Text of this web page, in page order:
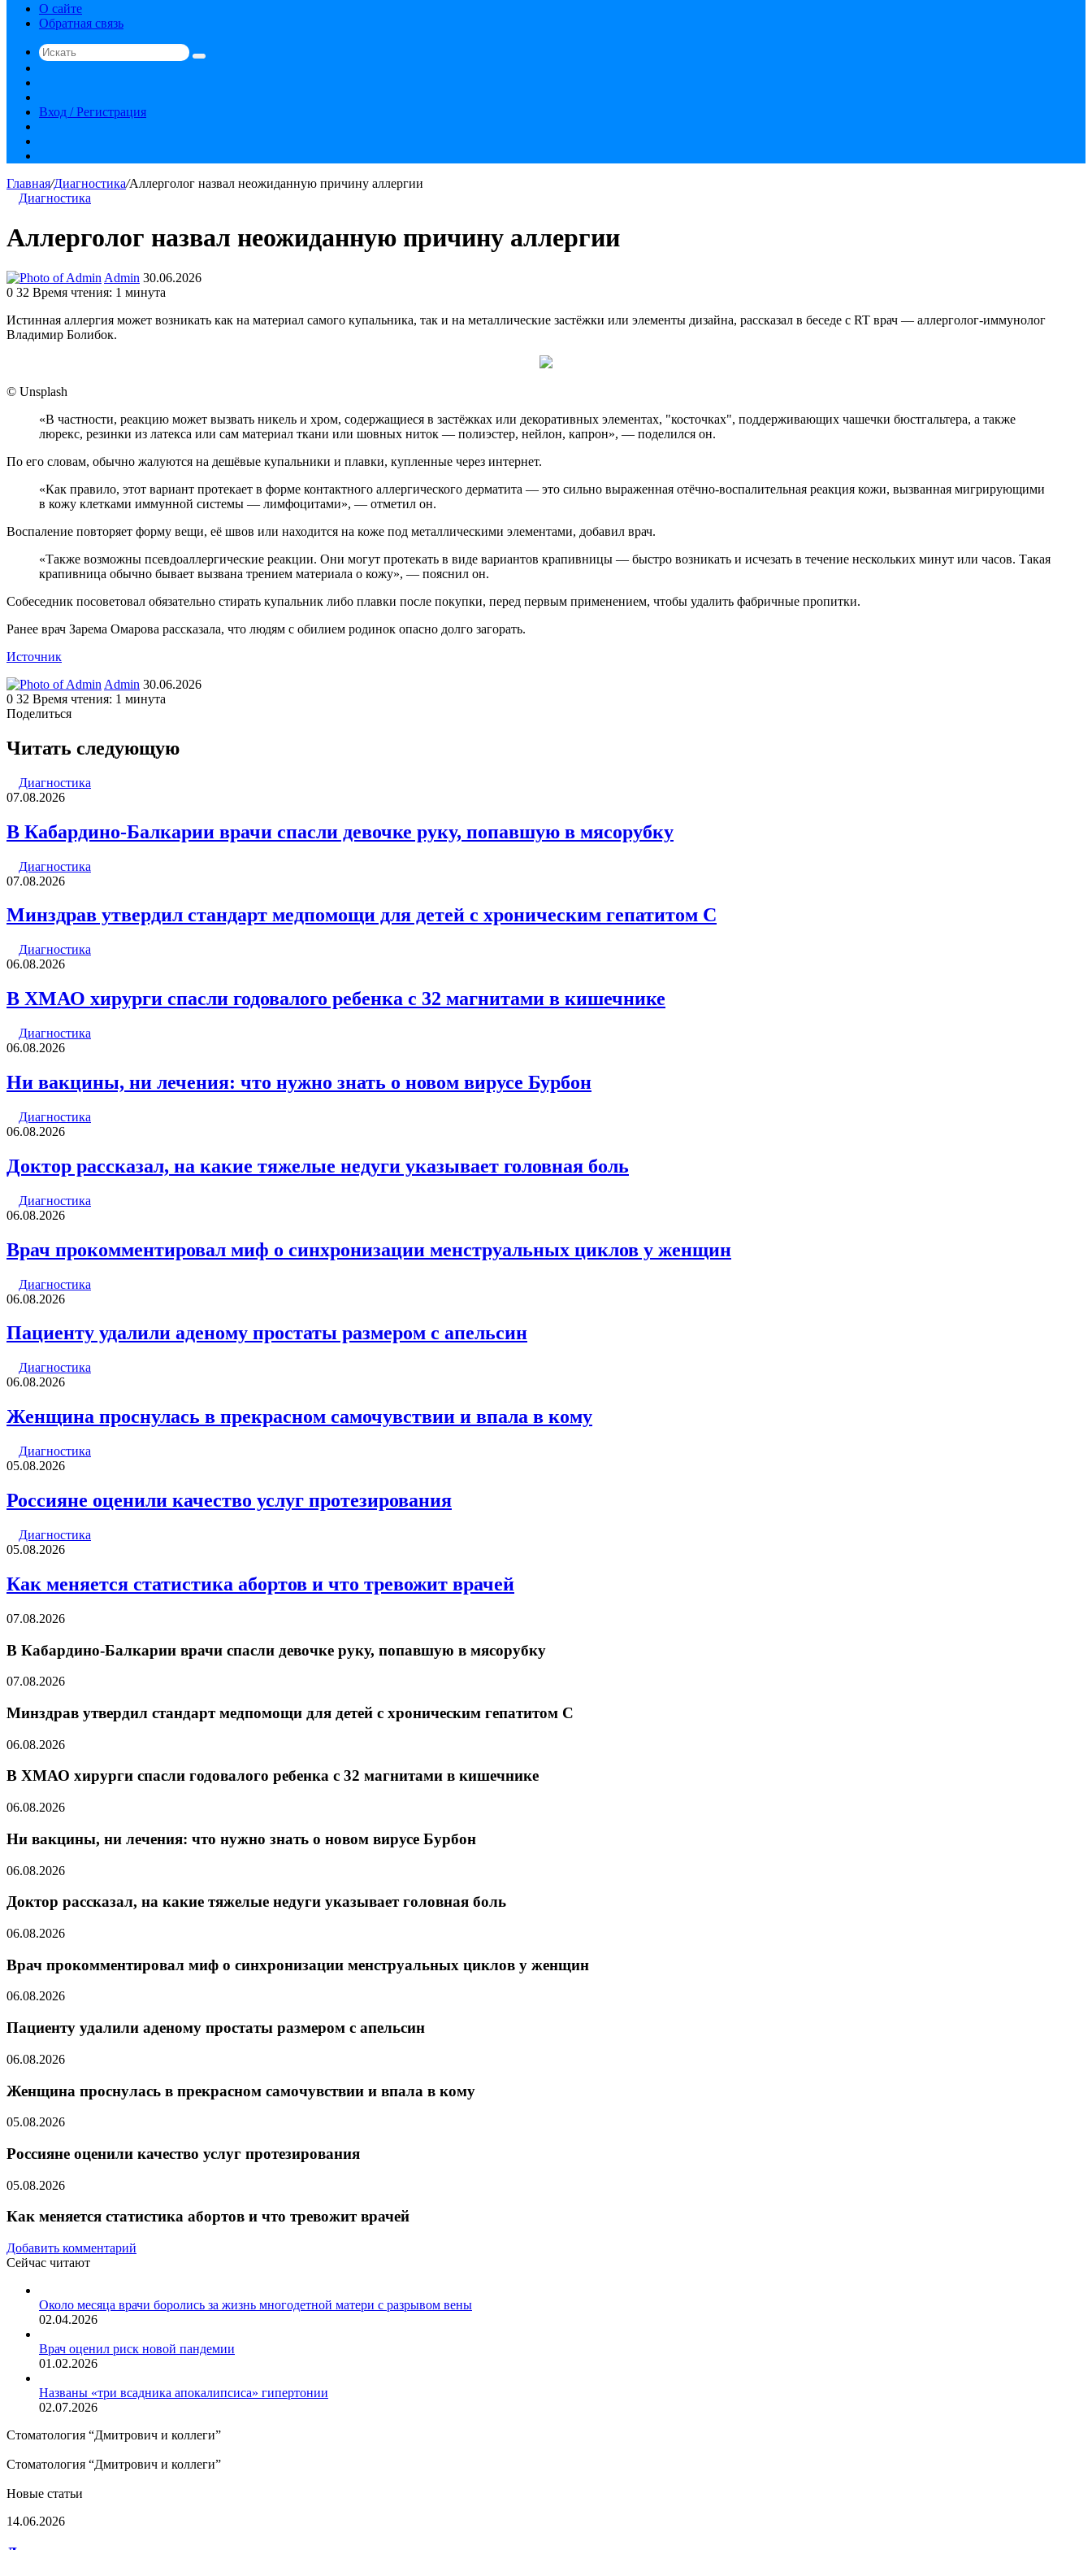
О сайте
Обратная связь
Искать
статья
Вход / Регистрация
Главная/Диагностика/Аллерголог назвал неожиданную причину аллергии
Диагностика
Аллерголог назвал неожиданную причину аллергии
Admin Send
an
30.06.2026
0 32 Время чтения: 1 минута
Истинная аллергия может возникать как на материал самого купальника, так и на металлические застёжки или элементы дизайна, рассказал в беседе с RT врач — аллерголог-иммунолог
Владимир Болибок.
© Unsplash
«В частности, реакцию может вызвать никель и хром, содержащиеся в застёжках или декоративных элементах, "косточках", поддерживающих чашечки бюстгальтера, а также
люрекс, резинки из латекса или сам материал ткани или шовных ниток — полиэстер, нейлон, капрон», — поделился он.
По его словам, обычно жалуются на дешёвые купальники и плавки, купленные через интернет.
«Как правило, этот вариант протекает в форме контактного аллергического дерматита — это сильно выраженная отёчно-воспалительная реакция кожи, вызванная мигрирующими
в кожу клетками иммунной системы — лимфоцитами», — отметил он.
Воспаление повторяет форму вещи, её швов или находится на коже под металлическими элементами, добавил врач.
«Также возможны псевдоаллергические реакции. Они могут протекать в виде вариантов крапивницы — быстро возникать и исчезать в течение нескольких минут или часов. Такая
крапивница обычно бывает вызвана трением материала о кожу», — пояснил он.
Собеседник посоветовал обязательно стирать купальник либо плавки после покупки, перед первым применением, чтобы удалить фабричные пропитки.
Ранее врач Зарема Омарова рассказала, что людям с обилием родинок опасно долго загорать.
Источник
Admin Send
an
30.06.2026
0 32 Время чтения: 1 минута
Поделиться
через
электронную
Читать следующую
Диагностика
07.08.2026
В Кабардино-Балкарии врачи спасли девочке руку, попавшую в мясорубку
Диагностика
07.08.2026
Минздрав утвердил стандарт медпомощи для детей с хроническим гепатитом С
Диагностика
06.08.2026
В ХМАО хирурги спасли годовалого ребенка с 32 магнитами в кишечнике
Диагностика
06.08.2026
Ни вакцины, ни лечения: что нужно знать о новом вирусе Бурбон
Диагностика
06.08.2026
Доктор рассказал, на какие тяжелые недуги указывает головная боль
Диагностика
06.08.2026
Врач прокомментировал миф о синхронизации менструальных циклов у женщин
Диагностика
06.08.2026
Пациенту удалили аденому простаты размером с апельсин
Диагностика
06.08.2026
Женщина проснулась в прекрасном самочувствии и впала в кому
Диагностика
05.08.2026
Россияне оценили качество услуг протезирования
Диагностика
05.08.2026
Как меняется статистика абортов и что тревожит врачей
07.08.2026
В Кабардино-Балкарии врачи спасли девочке руку, попавшую в мясорубку
07.08.2026
Минздрав утвердил стандарт медпомощи для детей с хроническим гепатитом С
06.08.2026
В ХМАО хирурги спасли годовалого ребенка с 32 магнитами в кишечнике
06.08.2026
Ни вакцины, ни лечения: что нужно знать о новом вирусе Бурбон
06.08.2026
Доктор рассказал, на какие тяжелые недуги указывает головная боль
06.08.2026
Врач прокомментировал миф о синхронизации менструальных циклов у женщин
06.08.2026
Пациенту удалили аденому простаты размером с апельсин
06.08.2026
Женщина проснулась в прекрасном самочувствии и впала в кому
05.08.2026
Россияне оценили качество услуг протезирования
05.08.2026
Как меняется статистика абортов и что тревожит врачей
Добавить комментарий
Сейчас читают
Около месяца врачи боролись за жизнь многодетной матери с разрывом вены
02.04.2026
Врач оценил риск новой пандемии
01.02.2026
Названы «три всадника апокалипсиса» гипертонии
02.07.2026
Стоматология “Дмитрович и коллеги”
Стоматология “Дмитрович и коллеги”
Новые статьи
Джинсы
14.06.2026